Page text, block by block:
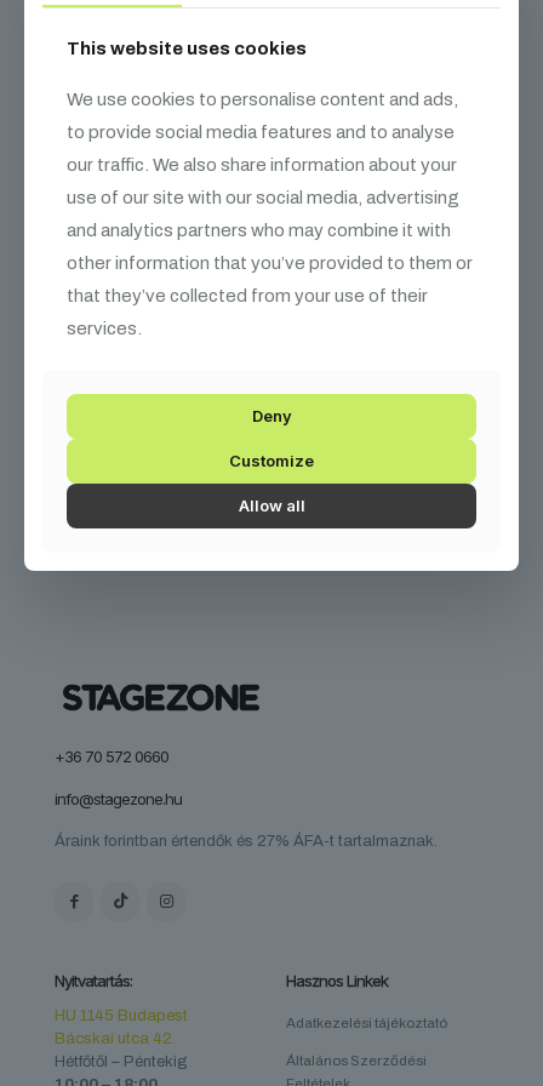
mennyiség
Leírás További információk
MagicFX Konfetti töltet – Fluo
színekben.
Kapcsolódótermékek
There are no posts on the list.
+36 70 572 0660
info@stagezone.hu
Áraink forintban értendők és 27% ÁFA-t tartalmaznak.
Nyitvatartás:
HU 1145 Budapest
Bácskai utca 42.
Hétfőtől – Péntekig
Hasznos Linkek
Adatkezelési tájékoztató
Általános Szerződési
This website uses cookies
We use cookies to personalise content and ads,
to provide social media features and to analyse
our traffic. We also share information about your
use of our site with our social media, advertising
and analytics partners who may combine it with
other information that you’ve provided to them or
that they’ve collected from your use of their
services.
Deny
Customize
Allow all